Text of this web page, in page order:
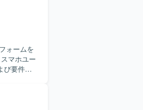
一連の流
タ活用
ォームを
び要件定